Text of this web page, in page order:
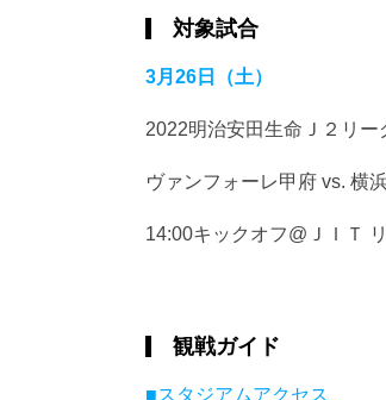
対象試合
3月26日（土）
2022明治安田生命Ｊ２リー
ヴァンフォーレ甲府 vs. 横
14:00キックオフ@ＪＩＴ
観戦ガイド
■スタジアムアクセス